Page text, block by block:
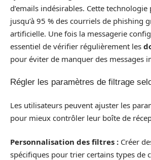
d’emails indésirables. Cette technologie
jusqu’à 95 % des courriels de phishing
artificielle. Une fois la messagerie
essentiel de vérifier régulièrement les
pour éviter de manquer des messages
Régler les paramètres de filtrage
Les utilisateurs peuvent ajuster les
pour mieux contrôler leur boîte de
Personnalisation des filtres : Créer
spécifiques pour trier certains types de